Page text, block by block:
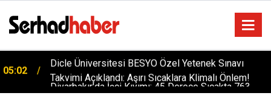
04:51
Diyarbakır'da İşçi Kıyımı: 45 Derece Sıcakta 763
Gündür Adalet Bekliyorlar